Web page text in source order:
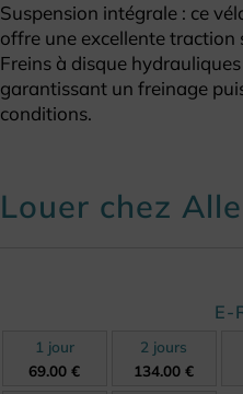
Suspension intégrale : ce
offre une excellente traction
Freins à disque
garantissant un freinage
conditions.
Louer chez
E-
1 jour
69.00 €
2 jours
134.00 €